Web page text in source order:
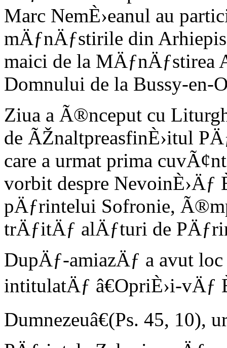
Marc NemÈ›eanul au
mÄƒnÄƒstirile din
maici de la
Domnului de la Bussy-en-
Ziua a Ã®nceput cu
de ÃŽnaltpreasfinÈ›itul
care a urmat prima
vorbit despre
pÄƒrintelui Sofronie,
trÄƒitÄƒ alÄƒturi de
DupÄƒ-amiazÄƒ a avut
intitulatÄƒ â€OpriÈ›i-
Dumnezeuâ€(Ps. 45,